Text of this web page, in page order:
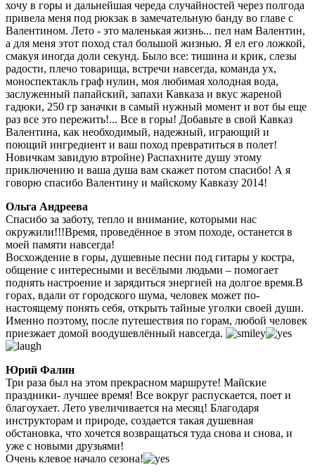
хочу в горы и дальнейшая череда случайностей через полгода
привела меня под рюкзак в замечательную банду во главе с
Валентином. Лето - это маленькая жизнь... пел нам Валентин,
а для меня этот поход стал большой жизнью. Я ел его ложкой,
смакуя иногда доли секунд. Было все: тишина и крик, слезы
радости, плечо товарища, встречи навсегда, команда ух,
моноспектакль граф нулин, моя любимая холодная вода,
заслуженный папайский, запахи Кавказа и вкус жареной
гадюки, 250 гр заначки в самый нужный момент и вот бы еще
раз все это пережить!... Все в горы! Добавьте в свой Кавказ
Валентина, как необходимый, надежный, играющий и
поющий ингредиент и ваш поход превратиться в полет!
Новичкам завидую втройне) Распахните душу этому
приключению и ваша душа вам скажет потом спасибо! А я
говорю спасибо Валентину и майскому Кавказу 2014!
Ольга Андреева
Спасибо за заботу, тепло и внимание, которыми нас
окружили!!!Время, проведённое в этом походе, останется в
моей памяти навсегда!
Восхождение в горы, душевные песни под гитары у костра,
общение с интересными и весёлыми людьми – помогает
поднять настроение и зарядиться энергией на долгое время.В
горах, вдали от городского шума, человек может по-
настоящему понять себя, открыть тайные уголки своей души.
Именно поэтому, после путешествия по горам, любой человек
приезжает домой воодушевлённый навсегда.
Юрий Фалин
Три раза был на этом прекрасном маршруте! Майские
праздники- лучшее время! Все вокруг распускается, поет и
благоухает. Лето увеличивается на месяц! Благодаря
инструкторам и природе, создается такая душевная
обстановка, что хочется возвращаться туда снова и снова, и
уже с новыми друзьями!
Очень клевое начало сезона!